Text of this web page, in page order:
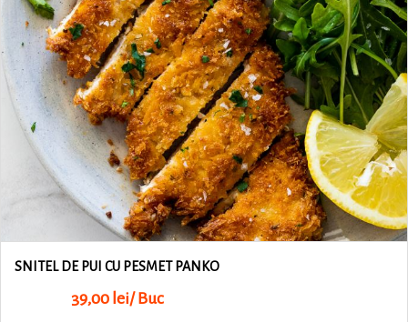
SNITEL DE PUI CU PESMET PANKO
39,00 lei/ Buc